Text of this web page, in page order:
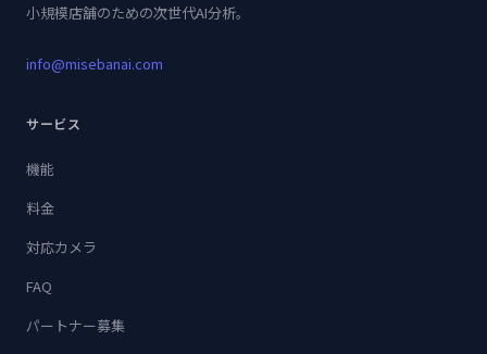
小規模店舗のための次世代AI分析。
info@misebanai.com
サービス
機能
料金
対応カメラ
FAQ
パートナー募集